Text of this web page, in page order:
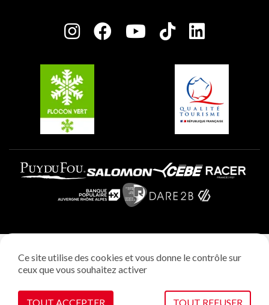
Charte des Acteurs Engagés
Plagne Villages
Plagne Aime 2000
Gestion des cookies
Ce site utilise des cookies et vous donne le contrôle sur
ceux que vous souhaitez activer
TOUT ACCEPTER TOUT REFUSER